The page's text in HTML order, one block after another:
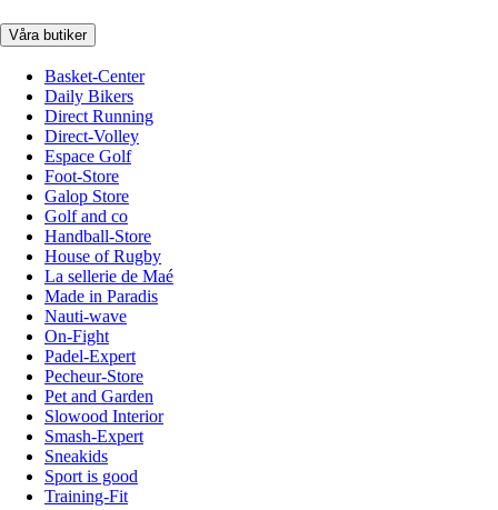
Våra butiker
Basket-Center
Daily Bikers
Direct Running
Direct-Volley
Espace Golf
Foot-Store
Galop Store
Golf and co
Handball-Store
House of Rugby
La sellerie de Maé
Made in Paradis
Nauti-wave
On-Fight
Padel-Expert
Pecheur-Store
Pet and Garden
Slowood Interior
Smash-Expert
Sneakids
Sport is good
Training-Fit